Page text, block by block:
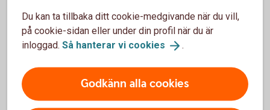
Om du har frågor eller funderingar om Swatch Pay,
vänd dig till Swatch för mer information.
Swatch Pay
Du kan ta tillbaka ditt cookie-medgivande när du vill,
på cookie-sidan eller under din profil när du är
inloggad. Så hanterar vi cookies .
Godkänn alla cookies